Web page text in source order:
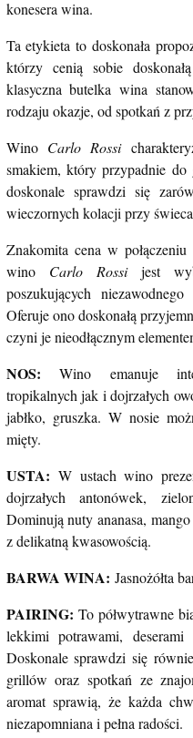
konesera wina.
Ta etykieta to doskonała
którzy cenią sobie
klasyczna butelka wina
rodzaju okazje, od spotkań z
Wino Carlo Rossi
smakiem, który przypadnie
doskonale sprawdzi się
wieczornych kolacji przy
Znakomita cena w
wino Carlo Rossijest
poszukujących
Oferuje ono doskonałą
czyni je nieodłącznym
NOS: Wino emanuje
tropikalnych jak i dojrzałych
jabłko, gruszka. W nosie
mięty.
USTA: W ustach wino
dojrzałych antonówek,
Dominują nuty ananasa,
z delikatną kwasowością.
BARWA WINA: Jasnożółta
PAIRING: To półwytrawne
lekkimi potrawami,
Doskonale sprawdzi się
grillów oraz spotkań ze
aromat sprawią, że każda
niezapomniana i pełna radości.